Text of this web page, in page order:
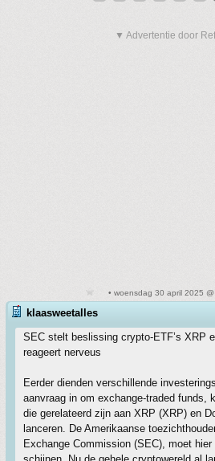
▼ Advertentie door
• woensdag 30 april 2025
klaasweetalles
SEC stelt beslissing crypto-ETF’s XRP
reageert nerveus
Eerder dienden verschillende
aanvraag in om exchange-traded funds,
die gerelateerd zijn aan XRP (XRP) en
lanceren. De Amerikaanse
Exchange Commission (SEC), moet